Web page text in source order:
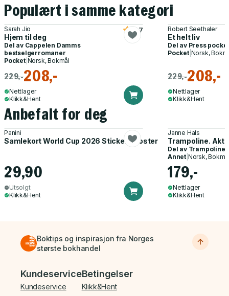
Populært i samme kategori
Sarah Jio
Hjem til deg
3.7
Del av Cappelen Damms
bestselgerromaner
Pocket| Norsk, Bokmål
229,-208,-
Nettlager
Klikk&Hent
Robert Seethaler
Et helt liv
Del av Press pocket
Pocket| Norsk,
229,-208,-
Nettlager
Klikk&Hent
Anbefalt for deg
Panini
Samlekort World Cup 2026 Sticker Booster
29,90
Utsolgt
Klikk&Hent
Janne Hals
Trampoline.
Del av Trampoline
Annet| Norsk,
179,-
Nettlager
Klikk&Hent
Boktips og inspirasjon fra Norges
største bokhandel
Bunnmeny
Kundeservice
Kundeservice
Betingelser
Klikk&Hent